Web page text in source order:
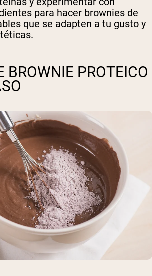
para hacer brownies de
que se adapten a tu gusto y
BROWNIE PROTEICO